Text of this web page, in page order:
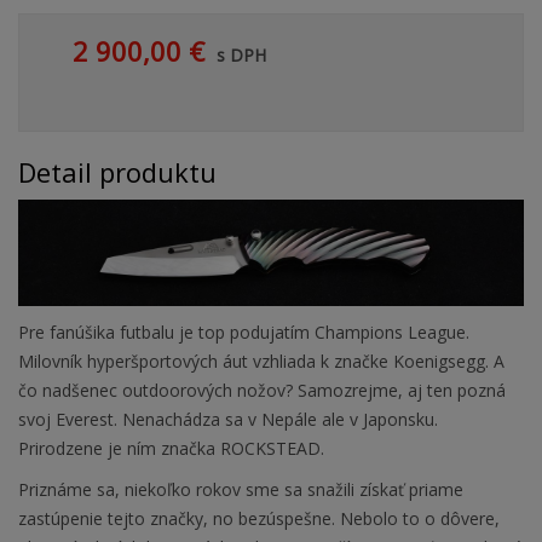
2 900,00 € s DPH
Detail produktu
Pre fanúšika futbalu je top podujatím Champions League.
Milovník hyperšportových áut vzhliada k značke Koenigsegg. A
čo nadšenec outdoorových nožov? Samozrejme, aj ten pozná
svoj Everest. Nenachádza sa v Nepále ale v Japonsku.
Prirodzene je ním značka ROCKSTEAD.
Priznáme sa, niekoľko rokov sme sa snažili získať priame
zastúpenie tejto značky, no bezúspešne. Nebolo to o dôvere,